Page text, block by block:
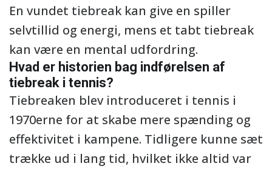
En vundet tiebreak kan give en spiller
selvtillid og energi, mens et tabt tiebreak
kan være en mental udfordring.
Hvad er historien bag indførelsen af
tiebreak i tennis?
Tiebreaken blev introduceret i tennis i
1970erne for at skabe mere spænding og
effektivitet i kampene. Tidligere kunne sæt
trække ud i lang tid, hvilket ikke altid var